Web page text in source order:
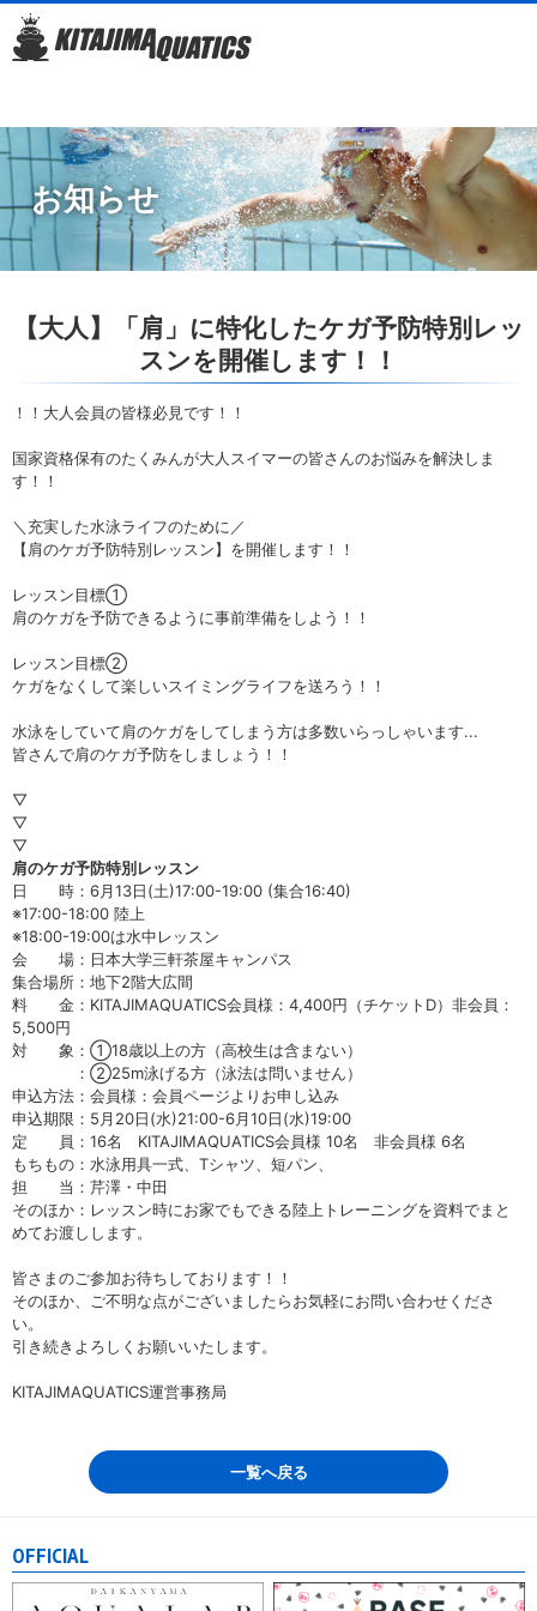
お知らせ
【大人】「肩」に特化したケガ予防特別レッ
スンを開催します！！
！！大人会員の皆様必見です！！
国家資格保有のたくみんが大人スイマーの皆さんのお悩みを解決しま
す！！
＼充実した水泳ライフのために／
【肩のケガ予防特別レッスン】を開催します！！
レッスン目標①
肩のケガを予防できるように事前準備をしよう！！
レッスン目標②
ケガをなくして楽しいスイミングライフを送ろう！！
水泳をしていて肩のケガをしてしまう方は多数いらっしゃいます...
皆さんで肩のケガ予防をしましょう！！
▽
▽
▽
肩のケガ予防特別レッスン
日 時：6月13日(土)17:00-19:00 (集合16:40)
※17:00-18:00 陸上
※18:00-19:00は水中レッスン
会 場：日本大学三軒茶屋キャンパス
集合場所：地下2階大広間
料 金：KITAJIMAQUATICS会員様：4,400円（チケットD）非会員：
5,500円
対 象：①18歳以上の方（高校生は含まない）
：②25m泳げる方（泳法は問いません）
申込方法：会員様：会員ページよりお申し込み
申込期限：5月20日(水)21:00-6月10日(水)19:00
定 員：16名 KITAJIMAQUATICS会員様 10名 非会員様 6名
もちもの：水泳用具一式、Tシャツ、短パン、
担 当：芹澤・中田
そのほか：レッスン時にお家でもできる陸上トレーニングを資料でまと
めてお渡しします。
皆さまのご参加お待ちしております！！
そのほか、ご不明な点がございましたらお気軽にお問い合わせくださ
い。
引き続きよろしくお願いいたします。
KITAJIMAQUATICS運営事務局
一覧へ戻る
OFFICIAL